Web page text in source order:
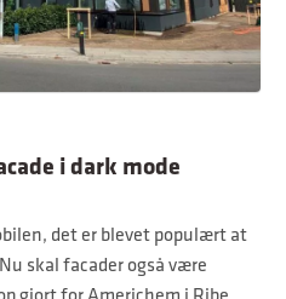
i dark mode
det er blevet populært at
skal facader også være